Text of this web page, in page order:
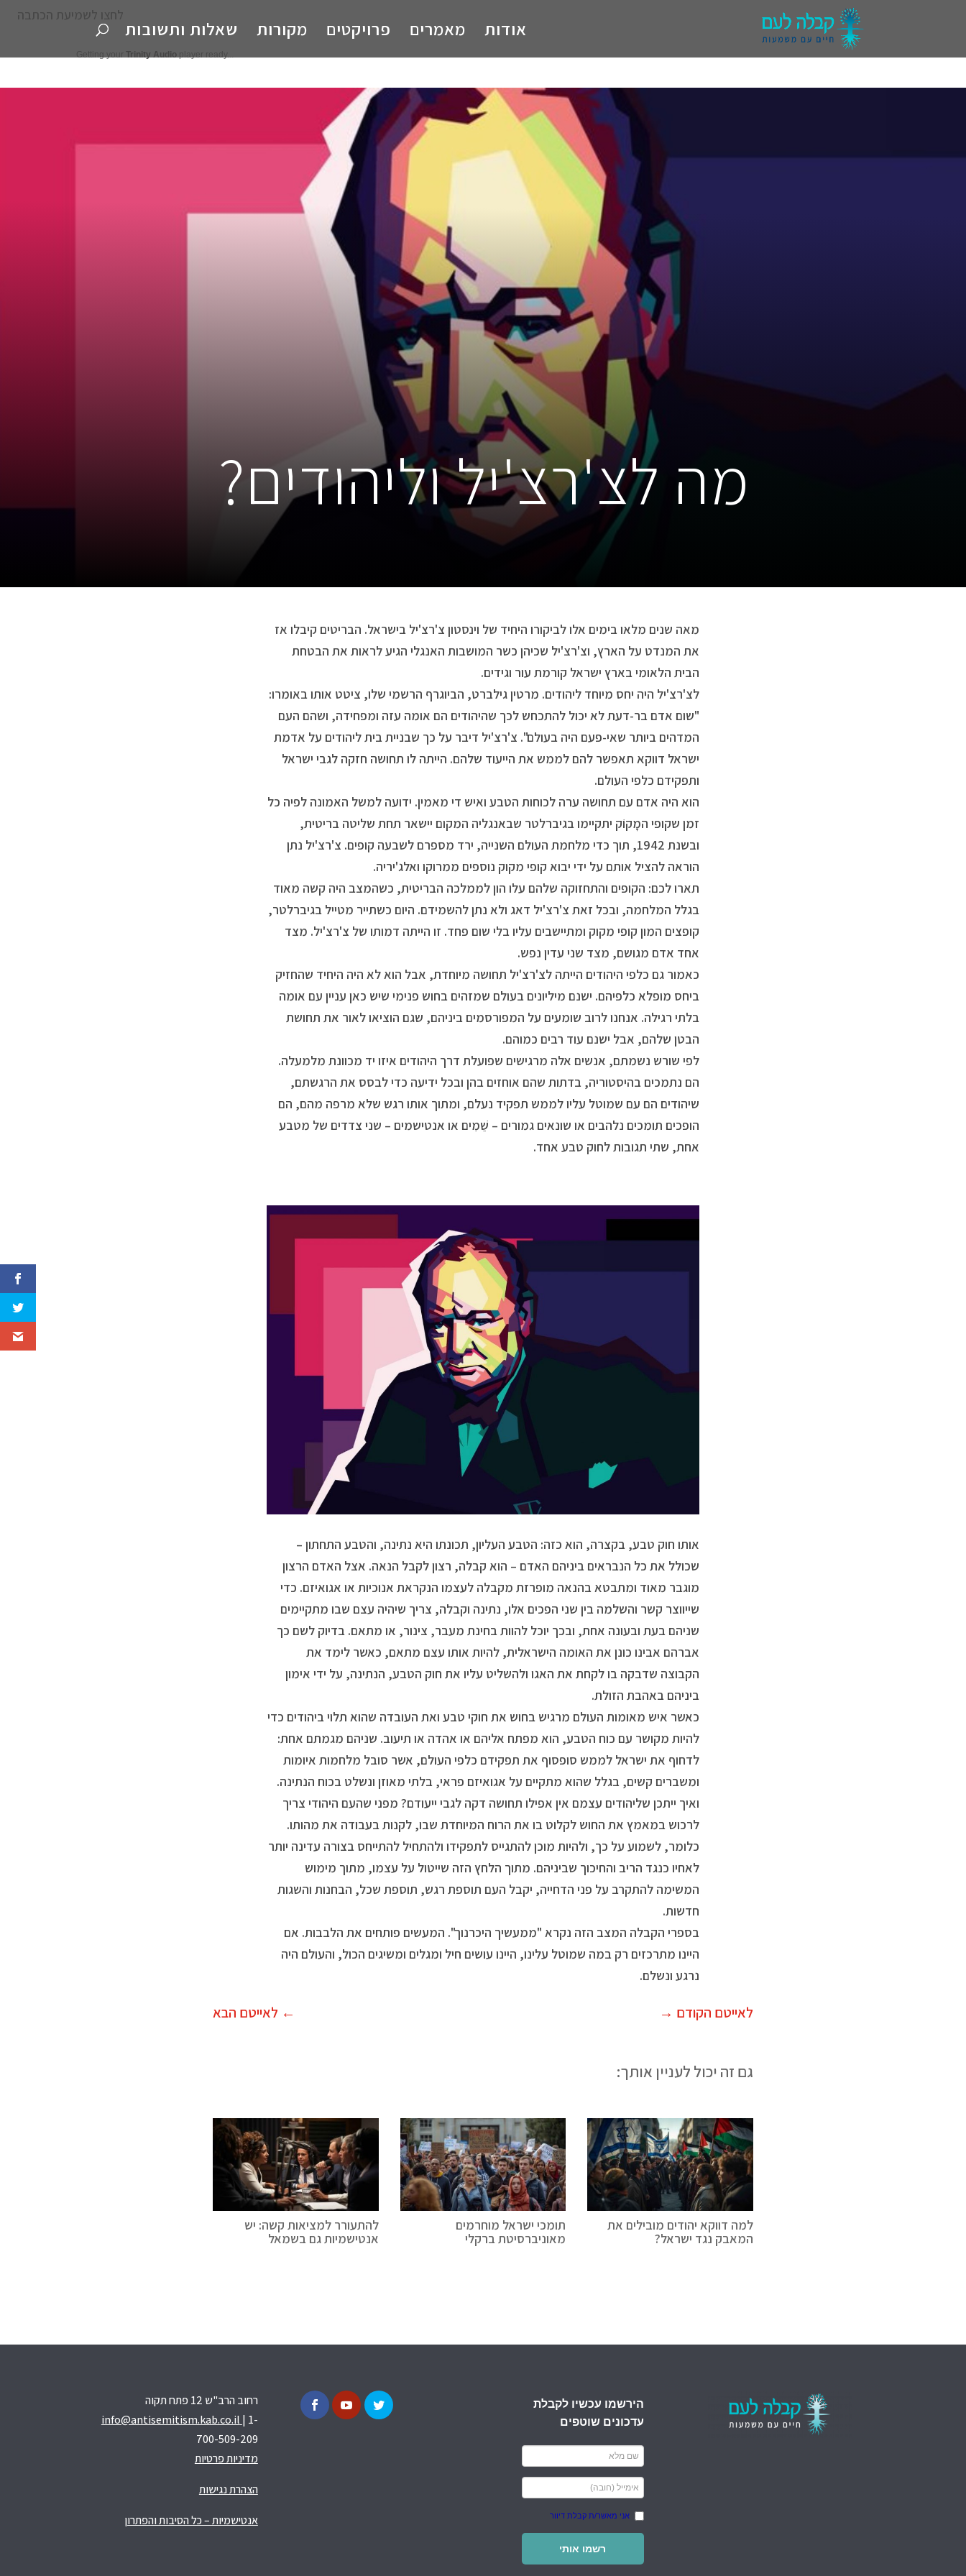
אודות מאמרים פרויקטים מקורות שאלות ותשובות
לחצו לשמיעת הכתבה
Getting your Trinity Audio player ready...
מה לצ'רצ'יל וליהודים?
מאה שנים מלאו בימים אלו לביקורו היחיד של וינסטון צ'רצ'יל בישראל. הבריטים קיבלו אז
את המנדט על הארץ, וצ'רצ'יל שכיהן כשר המושבות האנגלי הגיע לראות את הבטחת
הבית הלאומי בארץ ישראל קורמת עור וגידים.
לצ'רצ'יל היה יחס מיוחד ליהודים. מרטין גילברט, הביוגרף הרשמי שלו, ציטט אותו באומרו:
"שום אדם בר-דעת לא יכול להתכחש לכך שהיהודים הם אומה עזה ומפחידה, ושהם העם
המדהים ביותר שאי-פעם היה בעולם". צ'רצ'יל דיבר על כך שבניית בית ליהודים על אדמת
ישראל דווקא תאפשר להם לממש את הייעוד שלהם. הייתה לו תחושה חזקה לגבי ישראל
ותפקידם כלפי העולם.
הוא היה אדם עם תחושה ערה לכוחות הטבע ואיש די מאמין. ידועה למשל האמונה לפיה כל
זמן שקופי המָקוֹק יתקיימו בגיברלטר שבאנגליה המקום יישאר תחת שליטה בריטית,
ובשנת 1942, תוך כדי מלחמת העולם השנייה, ירד מספרם לשבעה קופים. צ'רצ'יל נתן
הוראה להציל אותם על ידי יבוא קופי מקוק נוספים ממרוקו ואלג'יריה.
תארו לכם: הקופים והתחזוקה שלהם עלו הון לממלכה הבריטית, כשהמצב היה קשה מאוד
בגלל המלחמה, ובכל זאת צ'רצ'יל דאג ולא נתן להשמידם. היום כשתייר מטייל בגיברלטר,
קופצים המון קופי מקוק ומתיישבים עליו בלי שום פחד. זו הייתה דמותו של צ'רצ'יל. מצד
אחד אדם מגושם, מצד שני עדין נפש.
כאמור גם כלפי היהודים הייתה לצ'רצ'יל תחושה מיוחדת, אבל הוא לא היה היחיד שהחזיק
ביחס מופלא כלפיהם. ישנם מיליונים בעולם שמזהים בחוש פנימי שיש כאן עניין עם אומה
בלתי רגילה. אנחנו לרוב שומעים על המפורסמים ביניהם, שגם הוציאו לאור את תחושת
הבטן שלהם, אבל ישנם עוד רבים כמוהם.
לפי שורש נשמתם, אנשים אלה מרגישים שפועלת דרך היהודים איזו יד מכוונת מלמעלה.
הם נתמכים בהיסטוריה, בדתות שהם אוחזים בהן ובכל ידיעה כדי לבסס את הרגשתם,
שיהודים הם עם שמוטל עליו לממש תפקיד נעלם, ומתוך אותו רגש שלא מרפה מהם, הם
הופכים תומכים נלהבים או שונאים גמורים – שֵׁמִים או אנטישמים – שני צדדים של מטבע
אחת, שתי תגובות לחוק טבע אחד.
אותו חוק טבע, בקצרה, הוא כזה: הטבע העליון, תכונתו היא נתינה, והטבע התחתון –
שכולל את כל הנבראים ביניהם האדם – הוא קבלה, רצון לקבל הנאה. אצל האדם הרצון
מוגבר מאוד ומתבטא בהנאה מופרזת מקבלה לעצמו הנקראת אנוכיות או אגואיזם. כדי
שייווצר קשר והשלמה בין שני הפכים אלו, נתינה וקבלה, צריך שיהיה עצם שבו מתקיימים
שניהם בעת ובעונה אחת, ובכך יוכל להוות בחינת מעבר, צינור, או מתאם. בדיוק לשם כך
אברהם אבינו כונן את האומה הישראלית, להיות אותו עצם מתאם, כאשר לימד את
הקבוצה שדבקה בו לקחת את האגו ולהשליט עליו את חוק הטבע, הנתינה, על ידי אימון
ביניהם באהבת הזולת.
כאשר איש מאומות העולם מרגיש בחוש את חוקי טבע ואת העובדה שהוא תלוי ביהודים כדי
להיות מקושר עם כוח הטבע, הוא מפתח אליהם או אהדה או תיעוב. שניהם מגמתם אחת:
לדחוף את ישראל לממש סופסוף את תפקידם כלפי העולם, אשר סובל מלחמות איומות
ומשברים קשים, בגלל שהוא מתקיים על אגואיזם פראי, בלתי מאוזן ונשלט בכוח הנתינה.
ואיך ייתכן שליהודים עצמם אין אפילו תחושה דקה לגבי ייעודם? מפני שהעם היהודי צריך
לרכוש במאמץ את החוש לקלוט בו את הרוח המיוחדת שבו, לקנות בעבודה את מהותו.
כלומר, לשמוע על כך, ולהיות מוכן להתגייס לתפקידו ולהתחיל להתייחס בצורה עדינה יותר
לאחיו כנגד הריב והחיכוך שביניהם. מתוך הלחץ הזה שייטול על עצמו, מתוך מימוש
המשימה להתקרב על פני הדחייה, יקבל העם תוספת רגש, תוספת שכל, הבחנות והשגות
חדשות.
בספרי הקבלה המצב הזה נקרא "ממעשיך היכרנוך". המעשים פותחים את הלבבות. אם
היינו מתרכזים רק במה שמוטל עלינו, היינו עושים חיל ומגלים ומשיגים הכול, והעולם היה
נרגע ונשלם.
← לאייטם הבא לאייטם הקודם →
גם זה יכול לעניין אותך:
להתעורר למציאות קשה: יש
אנטישמיות גם בשמאל
תומכי ישראל מוחרמים
מאוניברסיטת ברקלי
למה דווקא יהודים מובילים את
המאבק נגד ישראל?
רחוב הרב"ש 12 פתח תקוה
info@antisemitism.kab.co.il | 1-
700-509-209
מדיניות פרטיות
הצהרת נגישות
אנטישמיות – כל הסיבות והפתרון
הירשמו עכשיו לקבלת
עדכונים שוטפים
אני מאשר/ת קבלת דיוור
רשמו אותי